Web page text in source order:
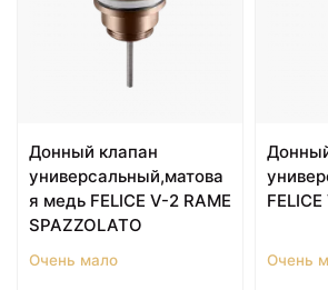
Донный клапан
универсальный,матова
я медь FELICE V-2 RAME
SPAZZOLATO
Очень мало Очень